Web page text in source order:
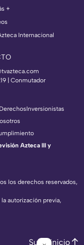
+
Internacional
| Conmutador
los derechos reservados,
autorización previa,
DerechosInversionistas
Azteca III y
Subir inicio